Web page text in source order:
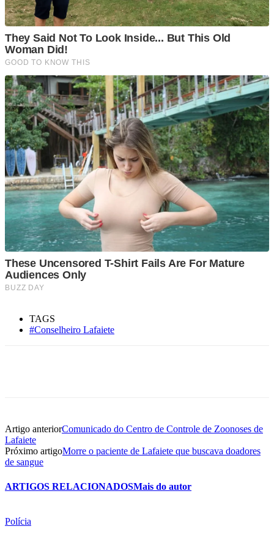
TAGS
#Conselheiro Lafaiete
Artigo anteriorComunicado do Centro de Controle de Zoonoses de
Lafaiete
Próximo artigoMorre o paciente de Lafaiete que buscava doadores
de sangue
ARTIGOS RELACIONADOSMais do autor
Polícia